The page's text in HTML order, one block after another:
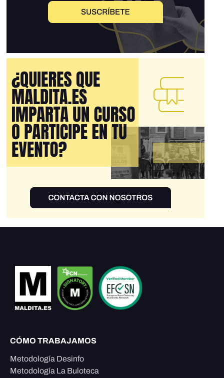
CÓMO TRABAJAMOS
Metodología Desinfo
Metodología La Buloteca